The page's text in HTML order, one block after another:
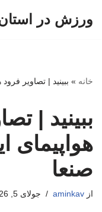
ورزش در
خانه » ببینید | تصاویر
ببینید |
هواپیمای
صنعا
از aminkav جولای 5, 2026